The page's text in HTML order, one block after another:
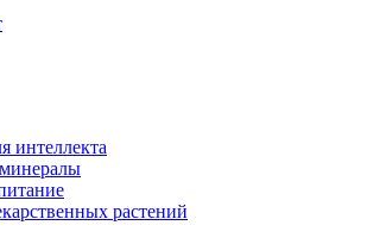
интеллекта
растений